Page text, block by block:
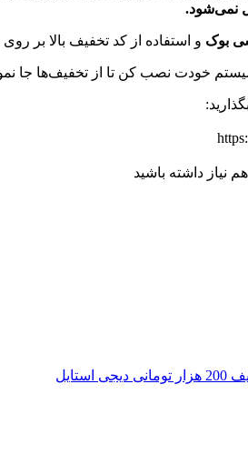
نمی‌شود.
بوک و استفاده از کد تخفیف بالا بر
خودت نصب کن تا از تخفیف‌ها جا
نیاز داشته باشید